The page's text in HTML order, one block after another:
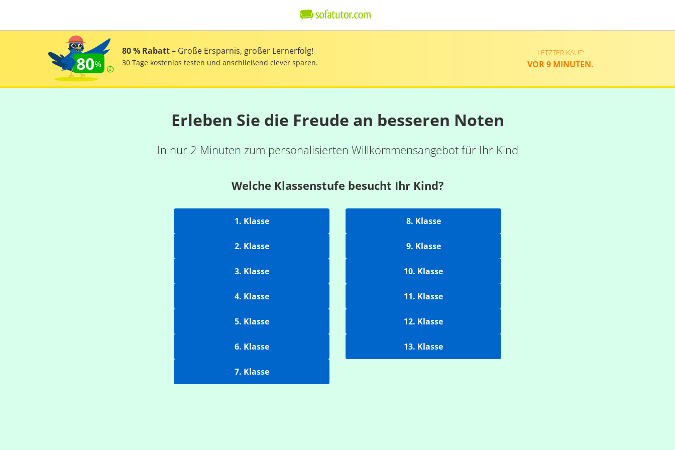
80
80 % Rabatt– Große Ersparnis, großer Lernerfolg!
30 Tage kostenlos testen und anschließend clever sparen.
LETZTER KAUF:
VOR 9 MINUTEN.
Erleben Sie die Freude an besseren Noten
In nur 2 Minuten zum personalisierten Willkommensangebot für Ihr Kind
Welche Klassenstufe besucht Ihr Kind?
1. Klasse
2. Klasse
3. Klasse
4. Klasse
5. Klasse
6. Klasse
7. Klasse
8. Klasse
9. Klasse
10. Klasse
11. Klasse
12. Klasse
13. Klasse